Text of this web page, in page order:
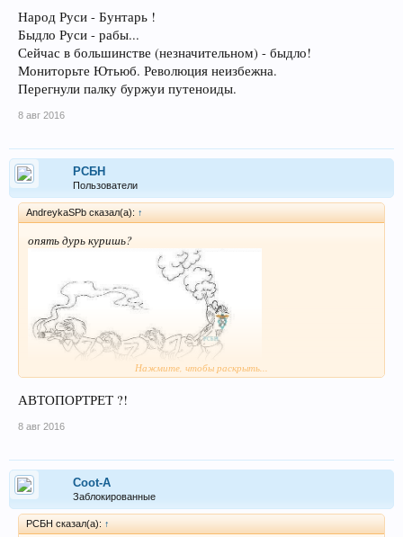
Народ Руси - Бунтарь !
Быдло Руси - рабы...
Сейчас в большинстве (незначительном) - быдло!
Мониторьте Ютьюб. Революция неизбежна.
Перегнули палку буржуи путеноиды.
8 авг 2016
РСБН
Пользователи
AndreykaSPb сказал(а): ↑
опять дурь куришь?
Нажмите, чтобы раскрыть...
АВТОПОРТРЕТ ?!
8 авг 2016
Coot-A
Заблокированные
РСБН сказал(а): ↑